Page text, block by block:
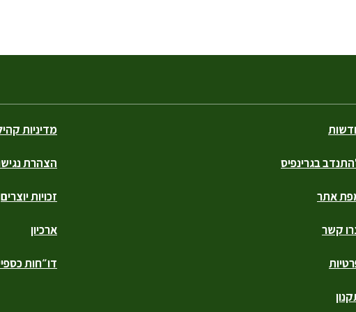
בגרינפיס
אתר
קשר
מדיניות
הצהרת
זכויות יוצרים
ארכיון
דו״חות